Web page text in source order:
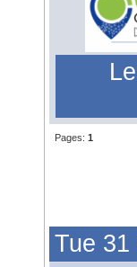
Pages: 1
Tue 31